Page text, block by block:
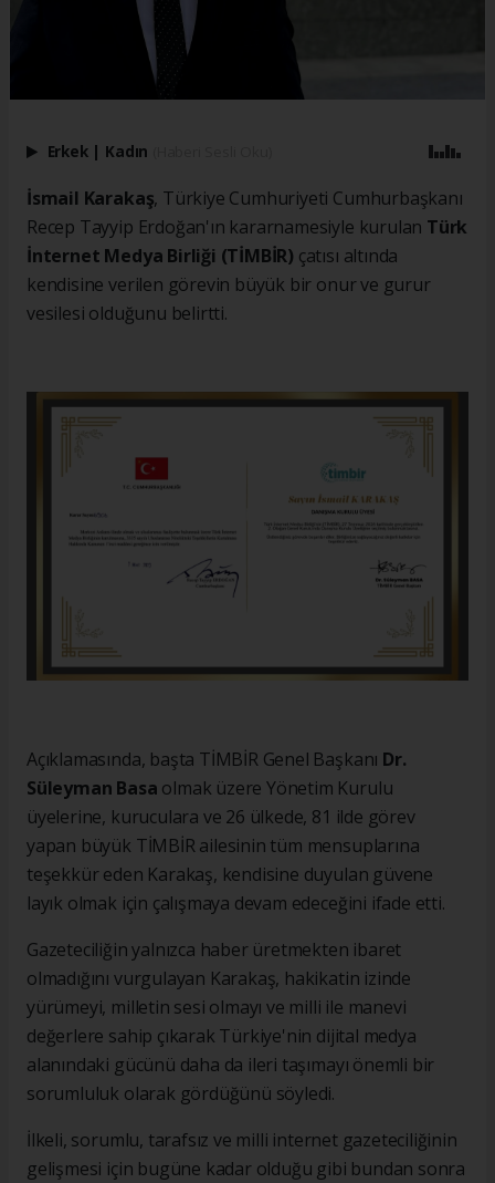
Erkek | Kadın
İsmail Karakaş, Türkiye Cumhuriyeti Cumhurbaşkanı
Recep Tayyip Erdoğan'ın kararnamesiyle kurulan Türk
İnternet Medya Birliği (TİMBİR) çatısı altında
kendisine verilen görevin büyük bir onur ve gurur
vesilesi olduğunu belirtti.
Açıklamasında, başta TİMBİR Genel Başkanı Dr.
Süleyman Basa olmak üzere Yönetim Kurulu
üyelerine, kuruculara ve 26 ülkede, 81 ilde görev
yapan büyük TİMBİR ailesinin tüm mensuplarına
teşekkür eden Karakaş, kendisine duyulan güvene
layık olmak için çalışmaya devam edeceğini ifade etti.
Gazeteciliğin yalnızca haber üretmekten ibaret
olmadığını vurgulayan Karakaş, hakikatin izinde
yürümeyi, milletin sesi olmayı ve milli ile manevi
değerlere sahip çıkarak Türkiye'nin dijital medya
alanındaki gücünü daha da ileri taşımayı önemli bir
sorumluluk olarak gördüğünü söyledi.
İlkeli, sorumlu, tarafsız ve milli internet gazeteciliğinin
gelişmesi için bugüne kadar olduğu gibi bundan sonra